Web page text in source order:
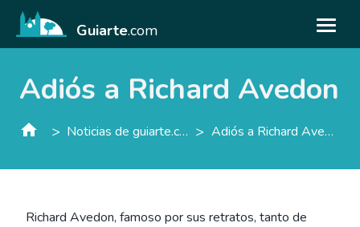
Guiarte.com
Adiós a Richard Avedon
> Noticias de guiarte.con > Adiós a Richard Avedon
Richard Avedon, famoso por sus retratos, tanto de